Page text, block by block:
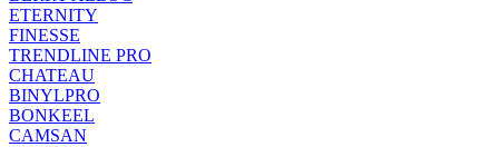
ETERNITY
FINESSE
TRENDLINE PRO
CHATEAU
BINYLPRO
BONKEEL
CAMSAN